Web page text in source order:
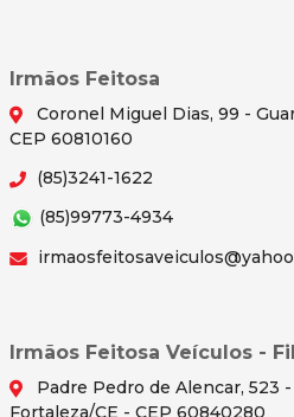
Irmãos Feitosa
Coronel Miguel Dias, 99 -
CEP 60810160
(85)3241-1622
(85)99773-4934
Irmãos Feitosa Veículos -
Padre Pedro de Alencar, 523
Fortaleza/CE - CEP 60840280